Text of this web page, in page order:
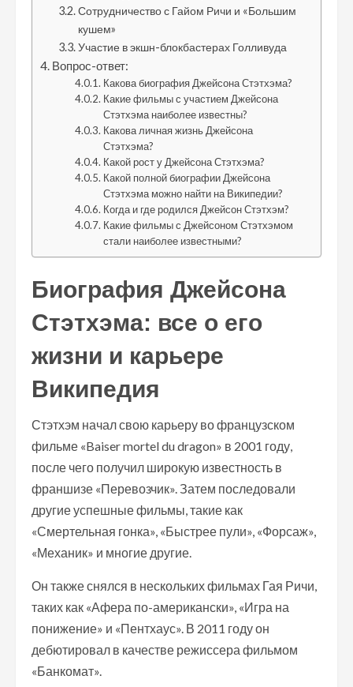
Сотрудничество с Гайом Ричи и «Большим
кушем»
Участие в экшн-блокбастерах Голливуда
Вопрос-ответ:
Какова биография Джейсона Стэтхэма?
Какие фильмы с участием Джейсона
Стэтхэма наиболее известны?
Какова личная жизнь Джейсона
Стэтхэма?
Какой рост у Джейсона Стэтхэма?
Какой полной биографии Джейсона
Стэтхэма можно найти на Википедии?
Когда и где родился Джейсон Стэтхэм?
Какие фильмы с Джейсоном Стэтхэмом
стали наиболее известными?
Биография Джейсона
Стэтхэма: все о его
жизни и карьере
Википедия
Стэтхэм начал свою карьеру во французском
фильме «Baiser mortel du dragon» в 2001 году,
после чего получил широкую известность в
франшизе «Перевозчик». Затем последовали
другие успешные фильмы, такие как
«Смертельная гонка», «Быстрее пули», «Форсаж»,
«Механик» и многие другие.
Он также снялся в нескольких фильмах Гая Ричи,
таких как «Афера по-американски», «Игра на
понижение» и «Пентхаус». В 2011 году он
дебютировал в качестве режиссера фильмом
«Банкомат».